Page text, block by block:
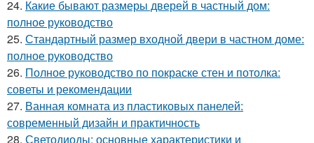
24. Какие бывают размеры дверей в частный дом:
полное руководство
25. Стандартный размер входной двери в частном доме:
полное руководство
26. Полное руководство по покраске стен и потолка:
советы и рекомендации
27. Ванная комната из пластиковых панелей:
современный дизайн и практичность
28. Светодиоды: основные характеристики и